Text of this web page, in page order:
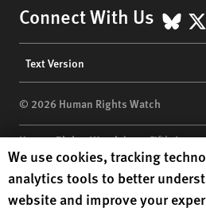
Connect With Us X
menu
Text Version
© 2026 Human Rights Watch
Human Rights Watch| 350 Fifth
10118-3299USA|t 1.212.290.4700
Human Rights Watchis a 501(C)(3)
under EIN: 13-2875808
Human Rights Watch cookie
We use cookies, tracking
analytics tools to better
website and improve your